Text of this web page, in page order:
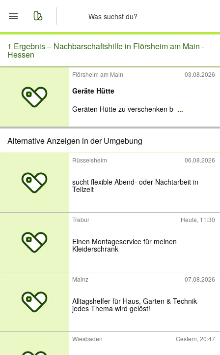
Start
Merkliste
Nachrichten
1 Ergebnis – Nachbarschaftshilfe in Flörsheim am Main -
Hessen
Flörsheim am Main 03.08.2026
Geräte Hütte
Geräten Hütte zu verschenken b ...
Alternative Anzeigen in der Umgebung
Rüsselsheim 06.08.2026
sucht flexible Abend- oder Nachtarbeit in
Teilzeit
Trebur Heute, 11:30
Einen Montageservice für meinen
Kleiderschrank
Mainz 07.08.2026
Alltagshelfer für Haus, Garten & Technik-
jedes Thema wird gelöst!
Wiesbaden Gestern, 20:47